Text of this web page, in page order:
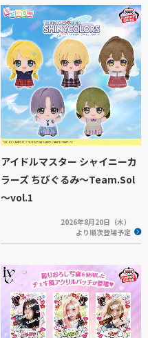
アイドルマスター シャイニーカ
ラーズ ちびぐるみ～Team.Sol
～vol.1
2026年8月20日（木）
より順次登場予定